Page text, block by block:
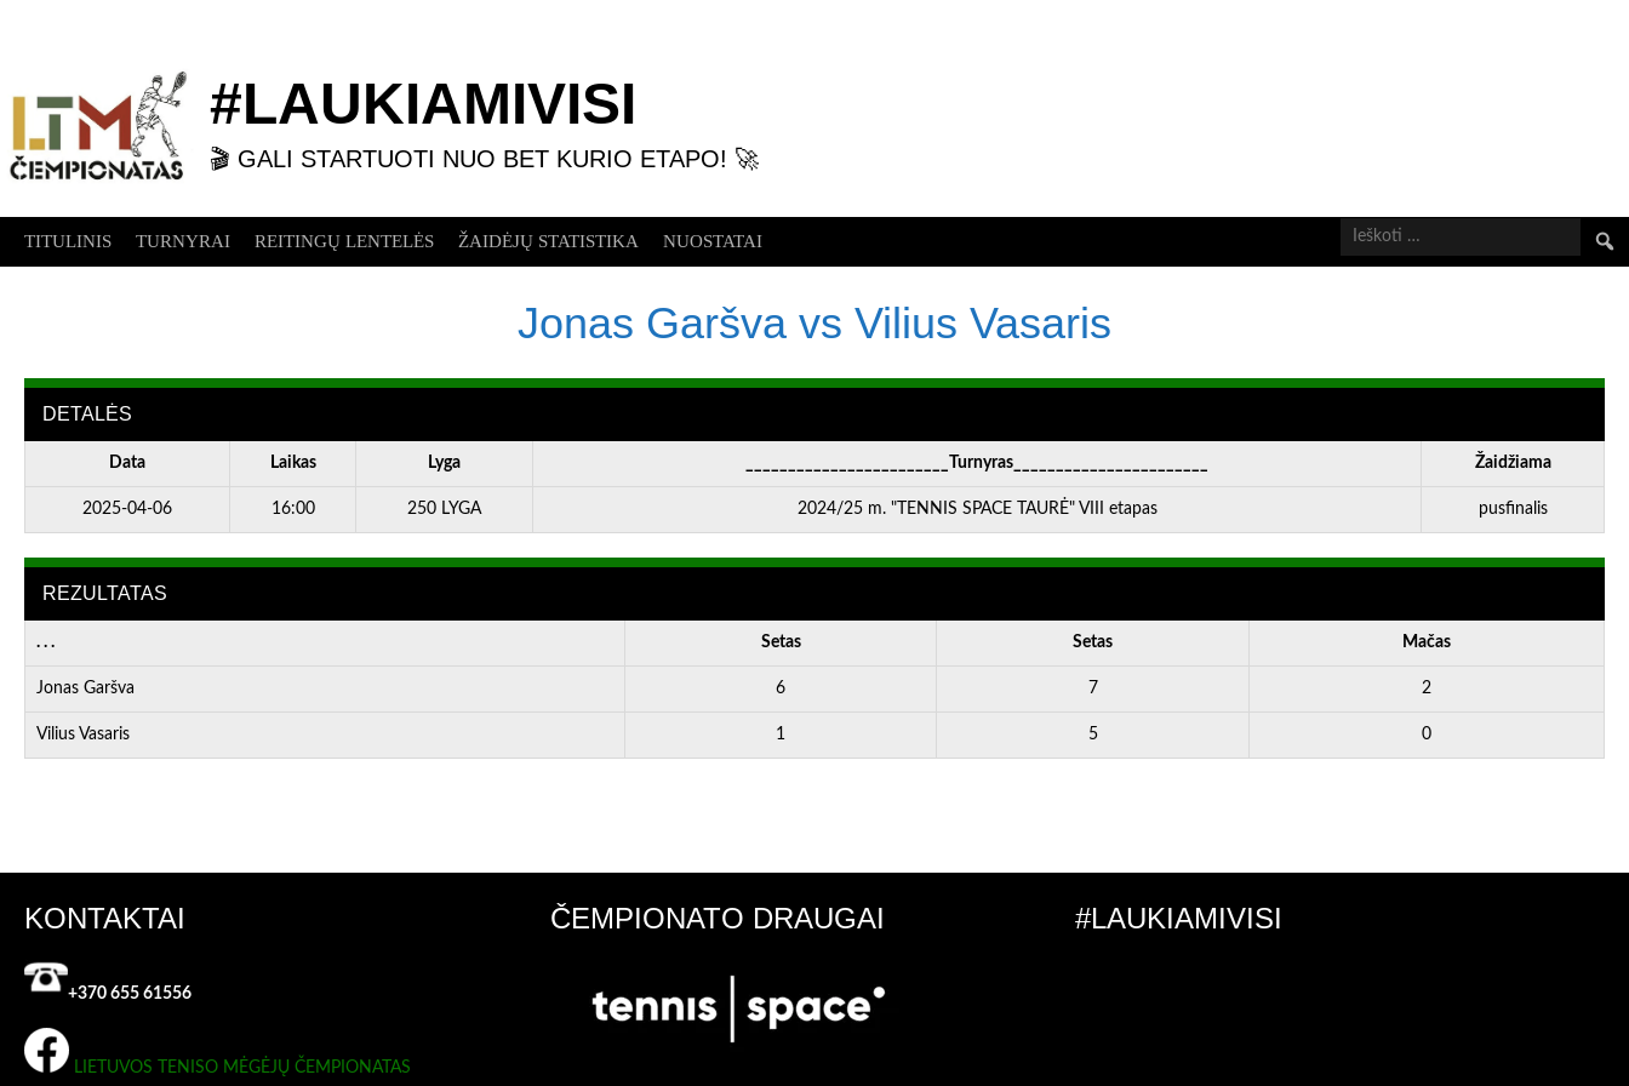
#LAUKIAMIVISI
🎬 GALI STARTUOTI NUO BET KURIO ETAPO! 🚀
TITULINIS TURNYRAI REITINGŲ LENTELĖS ŽAIDĖJŲ STATISTIKA NUOSTATAI
Jonas Garšva vs Vilius Vasaris
DETALĖS
Data Laikas Lyga ________________________Turnyras_______________________ Žaidžiama
2025-04-06 16:00 250 LYGA 2024/25 m. "TENNIS SPACE TAURĖ" VIII etapas pusfinalis
REZULTATAS
. . . Setas Setas Mačas
Jonas Garšva 6 7 2
Vilius Vasaris 1 5 0
KONTAKTAI
+370 655 61556
LIETUVOS TENISO MĖGĖJŲ ČEMPIONATAS
ČEMPIONATO DRAUGAI #LAUKIAMIVISI